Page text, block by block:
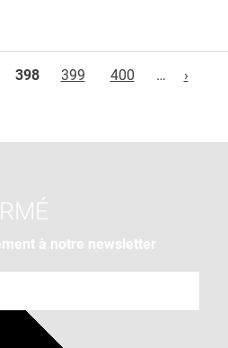
398 399 400 … ›
à notre newsletter